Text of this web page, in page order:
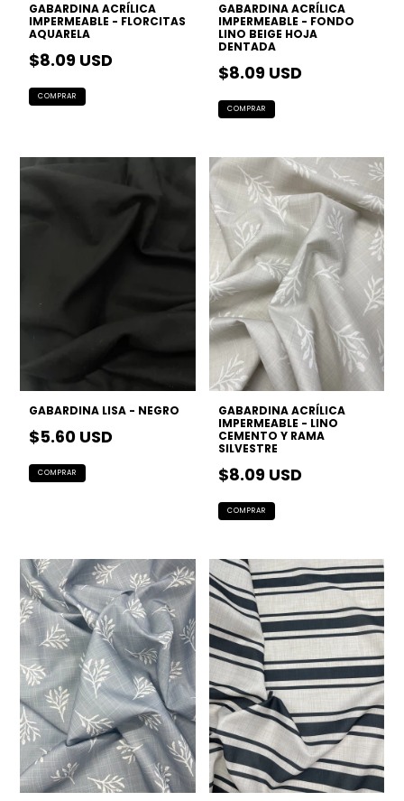
GABARDINA ACRÍLICA
IMPERMEABLE - FLORCITAS
AQUARELA
$8.09 USD
GABARDINA ACRÍLICA
IMPERMEABLE - FONDO
LINO BEIGE HOJA
DENTADA
$8.09 USD
GABARDINA LISA - NEGRO
$5.60 USD
GABARDINA ACRÍLICA
IMPERMEABLE - LINO
CEMENTO Y RAMA
SILVESTRE
$8.09 USD